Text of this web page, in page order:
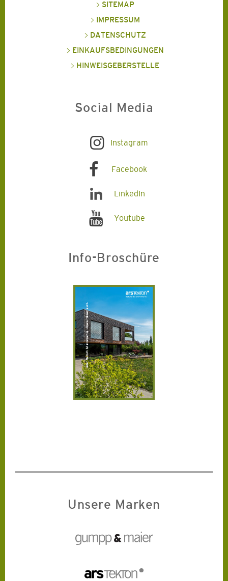
SITEMAP
IMPRESSUM
DATENSCHUTZ
EINKAUFSBEDINGUNGEN
HINWEISGEBERSTELLE
Social Media
Instagram
Facebook
LinkedIn
Youtube
Info-Broschüre
Unsere Marken